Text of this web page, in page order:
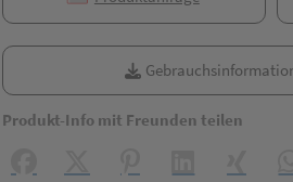
Produkt-Info mit Freunden teilen